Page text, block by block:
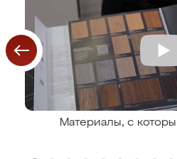
Материалы, с